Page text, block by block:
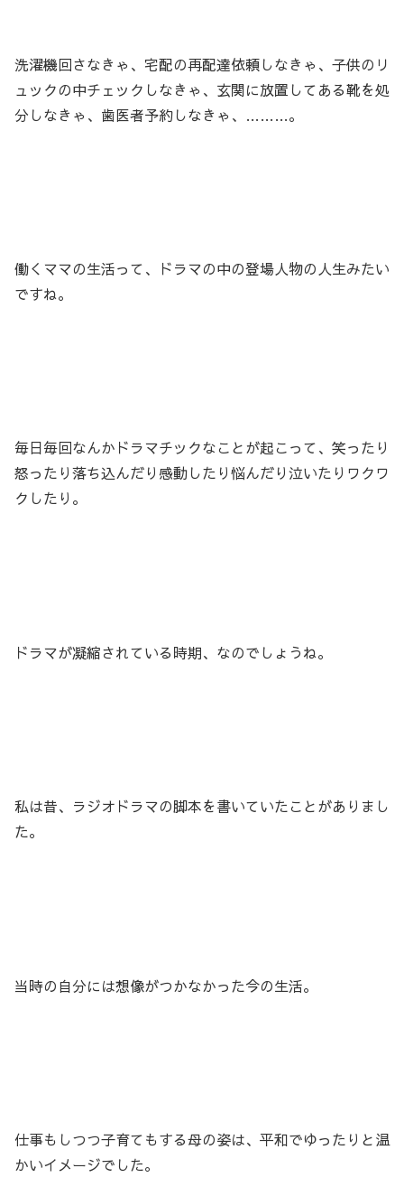
洗濯機回さなきゃ、宅配の再配達依頼しなきゃ、子供のリ
ュックの中チェックしなきゃ、玄関に放置してある靴を処
分しなきゃ、歯医者予約しなきゃ、………。
働くママの生活って、ドラマの中の登場人物の人生みたい
ですね。
毎日毎回なんかドラマチックなことが起こって、笑ったり
怒ったり落ち込んだり感動したり悩んだり泣いたりワクワ
クしたり。
ドラマが凝縮されている時期、なのでしょうね。
私は昔、ラジオドラマの脚本を書いていたことがありまし
た。
当時の自分には想像がつかなかった今の生活。
仕事もしつつ子育てもする母の姿は、平和でゆったりと温
かいイメージでした。